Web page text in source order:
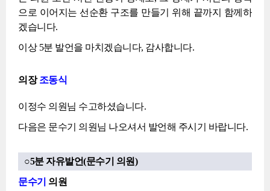
으로 이어지는 선순환 구조를 만들기 위해 끝까지 함께하
겠습니다.
이상 5분 발언을 마치겠습니다, 감사합니다.
의장조동식
이정수 의원님 수고하셨습니다.
다음은 문수기 의원님 나오셔서 발언해 주시기 바랍니다.
○5분 자유발언(문수기 의원)
문수기 의원